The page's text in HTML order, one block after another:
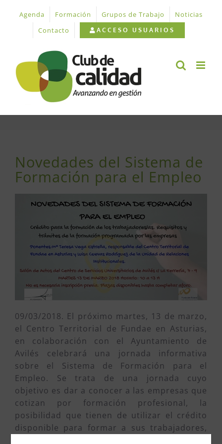
contenido
Agenda Formación Grupos de Trabajo
Noticias
Contacto
ACCESO USUARIOS
Novedades del Sistema de
Formación para el Empleo
09/03/2018. El próximo martes, 13 de marzo,
el Centro Territorial de Fundae en Asturias,
en colaboración con el Ayuntamiento de
Avilés celebrará una jornada informativa
sobre el Sistema de Formación para el
Empleo. Se trata de una jornada cuyo
objetivo es dar a conocer a las empresas que
cotizan por formación profesional, la
posibilidad que tienen de utilizar el crédito
disponible para formar a sus trabajadores,